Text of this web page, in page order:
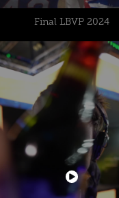
Final LBVP 2024